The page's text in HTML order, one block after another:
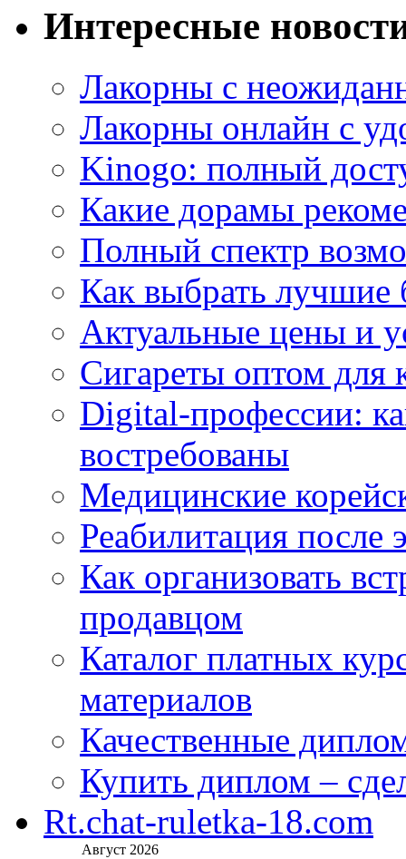
Интересные
Лакорны с
Лакорны онлайн с
Kinogo: полный
Какие дорамы
Полный спектр
Как выбрать
Актуальные цены и
Сигареты оптом для
Digital-профессии:
востребованы
Медицинские
Реабилитация после
Как организовать
продавцом
Каталог платных
материалов
Качественные
Купить диплом –
Rt.chat-ruletka-18.com
Август 2026